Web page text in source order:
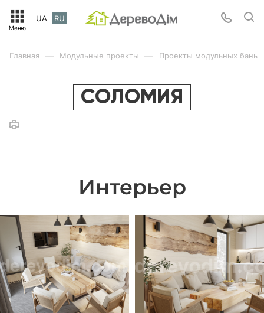
UA RU
Главная — Модульные проекты — Проекты модульных бань
СОЛОМИЯ
Интерьер